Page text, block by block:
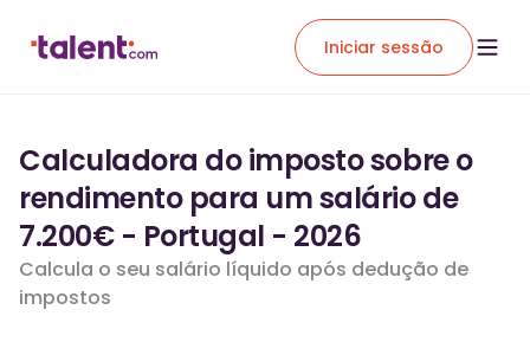
Iniciar sessão
Calculadora do imposto sobre o
rendimento para um salário de
7.200€ - Portugal - 2026
Calcula o seu salário líquido após dedução de
impostos